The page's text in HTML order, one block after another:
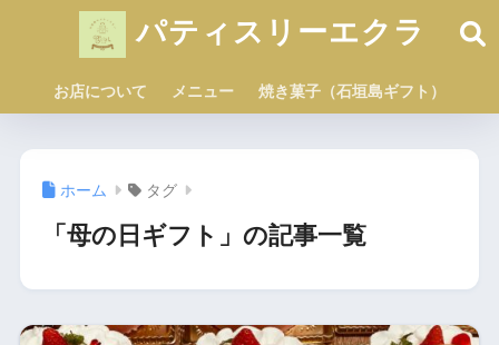
パティスリーエクラ
お店について メニュー 焼き菓子（石垣島ギフト）
ホーム タグ
「母の日ギフト」の記事一覧